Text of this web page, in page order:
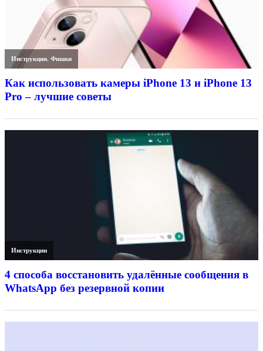
Инструкции,Фишки
Как использовать камеры iPhone 13 и iPhone 13
Pro – лучшие советы
Инструкции
4 способа восстановить удалённые сообщения в
WhatsApp без резервной копии